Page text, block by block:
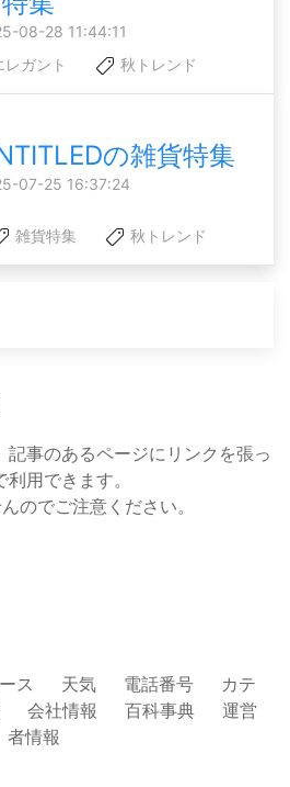
08-28 11:44:11
レガント 秋トレンド
の雑貨特集
07-25 16:37:24
雑貨特集 秋トレンド
記事のあるページにリンクを張っ
用できます。
のでご注意ください。
ス 天気 電話番号
カテ
会社情報 百科事典
運営
者情報